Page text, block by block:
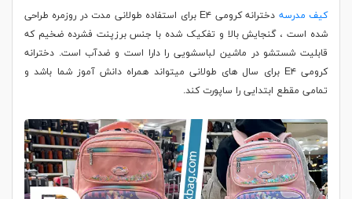
کیف مدرسه
دخترانه کرومی E۴ برای استفاده طولانی مدت در روزمره طراحی
شده است ، گنجایش بالا و تفکیک شده با جنس برزپنت فشرده ضخیم که
قابلیت شستشو در ماشین لباسشویی را دارا است و ضدآب است. دخترانه
کرومی E۴ برای سال های طولانی میتواند همراه دانش آموز شما باشد و
تمامی مقطع ابتدایی را ساپورت کند.